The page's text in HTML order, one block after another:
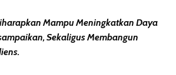
Mampu Meningkatkan Daya
Sekaligus Membangun